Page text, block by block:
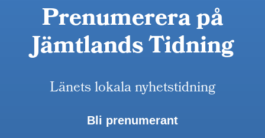
Prenumerera på
Jämtlands Tidning
Länets lokala nyhetstidning
Bli prenumerant